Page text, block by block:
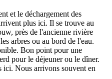
et le déchargement des
plus ici. Il se trouve au
près de l'ancienne rivière
arbres ou au bord de l'eau.
Bon point pour une
pour le déjeuner ou le dîner.
ici. Nous arrivons souvent en